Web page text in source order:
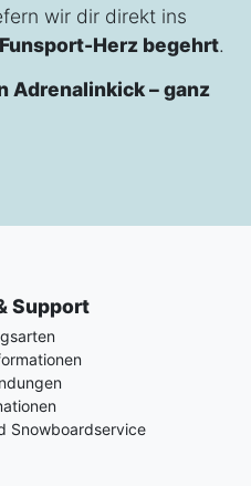
wir dir direkt ins
Herz begehrt.
Adrenalinkick – ganz
Support
Snowboardservice